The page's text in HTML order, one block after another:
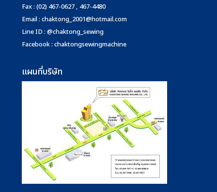
Fax : (02) 467-0627 , 467-4480
Email : chaktong_2001@hotmail.com
Line ID : @chaktong_sewing
Facebook : chaktongsewingmachine
แผนที่บริษัท